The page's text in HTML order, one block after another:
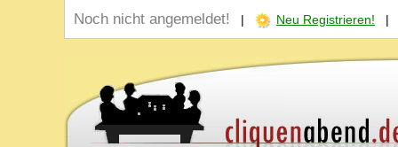
Noch nicht angemeldet! | Neu Registrieren!